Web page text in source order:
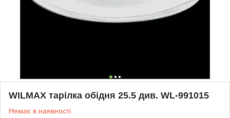
WILMAX тарілка обідня 25.5 див. WL-991015
Немає в наявності